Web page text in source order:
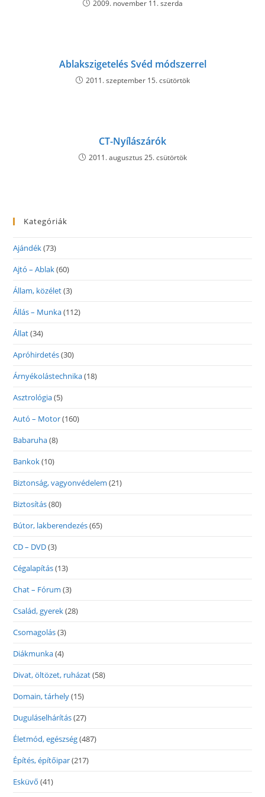
2009. november 11. szerda
Ablakszigetelés Svéd módszerrel
2011. szeptember 15. csütörtök
CT-Nyílászárók
2011. augusztus 25. csütörtök
Kategóriák
Ajándék(73)
Ajtó – Ablak(60)
Állam, közélet(3)
Állás – Munka(112)
Állat(34)
Apróhirdetés(30)
Árnyékolástechnika(18)
Asztrológia(5)
Autó – Motor(160)
Babaruha(8)
Bankok(10)
Biztonság, vagyonvédelem (21)
Biztosítás(80)
Bútor, lakberendezés(65)
CD – DVD(3)
Cégalapítás(13)
Chat – Fórum (3)
Család, gyerek(28)
Csomagolás(3)
Diákmunka(4)
Divat, öltözet, ruházat(58)
Domain, tárhely(15)
Duguláselhárítás(27)
Életmód, egészség(487)
Építés, építőipar(217)
Esküvő (41)